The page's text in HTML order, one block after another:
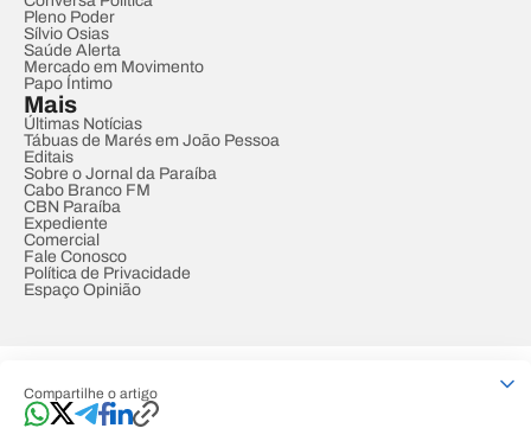
Compartilhe o artigo
Pleno Poder
Sílvio Osias
Saúde Alerta
Mercado em Movimento
Papo Íntimo
Mais
Últimas Notícias
Tábuas de Marés em João Pessoa
Editais
Sobre o Jornal da Paraíba
Cabo Branco FM
CBN Paraíba
Expediente
Comercial
Fale Conosco
Política de Privacidade
Espaço Opinião
Developed by Designed by